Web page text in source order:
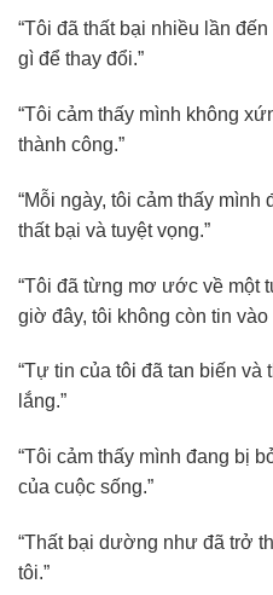
“Tôi đã thất bại nhiều lần
gì để thay đổi.”
“Tôi cảm thấy mình không
thành công.”
“Mỗi ngày, tôi cảm thấy
thất bại và tuyệt vọng.”
“Tôi đã từng mơ ước về một
giờ đây, tôi không còn tin vào
“Tự tin của tôi đã tan biến
lắng.”
“Tôi cảm thấy mình đang bị
của cuộc sống.”
“Thất bại dường như đã trở
tôi.”